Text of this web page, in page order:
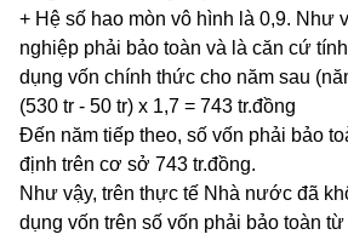
+ Hệ số hao mòn vô hình là 0,9. Như
nghiệp phải bảo toàn và là căn cứ
dụng vốn chính thức cho năm sau
(530 tr - 50 tr) x 1,7 = 743 tr.đồng
Đến năm tiếp theo, số vốn phải bảo
định trên cơ sở 743 tr.đồng.
Như vậy, trên thực tế Nhà nước đã
dụng vốn trên số vốn phải bảo toàn